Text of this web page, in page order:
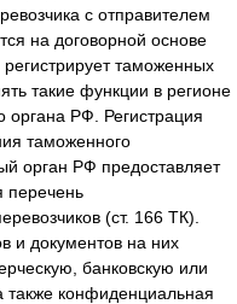
с отправителем
на договорной основе
таможенных
такие функции в регионе
органа РФ. Регистрация
таможенного
орган РФ предоставляет
перечень
(ст. 166 ТК).
и документов на них
банковскую или
конфиденциальная